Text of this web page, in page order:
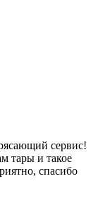
сервис!
тары и такое
спасибо